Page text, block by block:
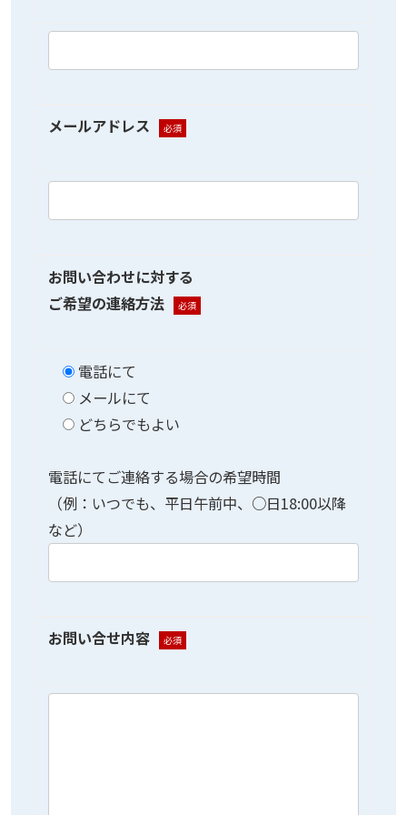
メールアドレス 必須
お問い合わせに対する
ご希望の連絡方法
必須
電話にて
メールにて
どちらでもよい
電話にてご連絡する場合の希望時間
（例：いつでも、平日午前中、○日18:00以降
など）
お問い合せ内容 必須